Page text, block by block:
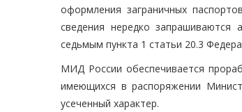
оформления заграничных
сведения нередко
седьмым пункта 1 статьи 20.3
МИД России обеспечивается
имеющихся в распоряжении
усеченный характер.